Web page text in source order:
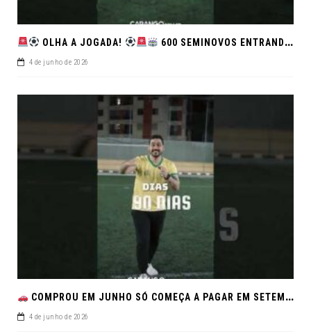
OLHA A JOGADA! 600 SEMINOVOS ENTRANDO EM CAMPO NO FEIRÃO DE VERDADE!
4 de junho de 2026
COMPROU EM JUNHO SÓ COMEÇA A PAGAR EM SETEMBRO!NO FEIRÃO DE VERDADE EM ARACJU
4 de junho de 2026